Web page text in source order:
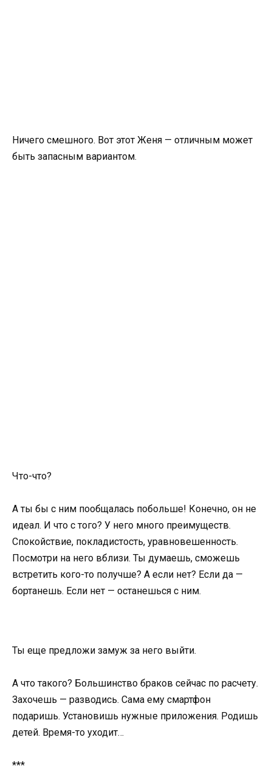
Ничего смешного. Вот этот Женя — отличным может
быть запасным вариантом.
Что-что?
А ты бы с ним пообщалась побольше! Конечно, он не
идеал. И что с того? У него много преимуществ.
Спокойствие, покладистость, уравновешенность.
Посмотри на него вблизи. Ты думаешь, сможешь
встретить кого-то получше? А если нет? Если да —
бортанешь. Если нет — останешься с ним.
Ты еще предложи замуж за него выйти.
А что такого? Большинство браков сейчас по расчету.
Захочешь — разводись. Сама ему смартфон
подаришь. Установишь нужные приложения. Родишь
детей. Время-то уходит…
***